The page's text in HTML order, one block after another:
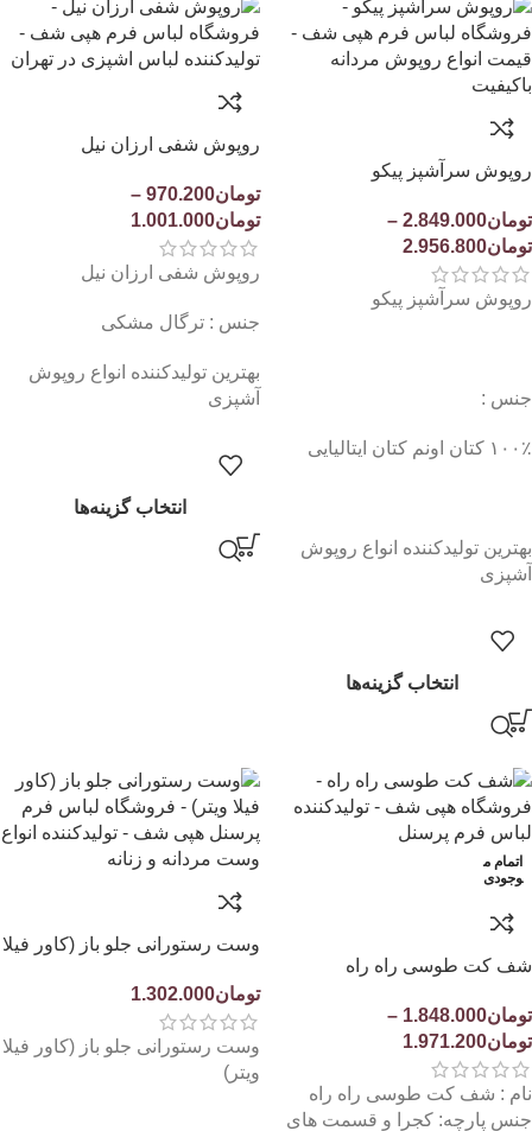
روپوش سرآشپز پیکو
تومان2.849.000
–
تومان2.956.800
روپوش سرآشپز پیکو
جنس :
۱۰۰٪ کتان اونم کتان ایتالیایی
بهترین تولیدکننده انواع روپوش
آشپزی
انتخاب گزینه‌ها
روپوش شفی ارزان نیل
تومان970.200
–
تومان1.001.000
روپوش شفی ارزان نیل
جنس : ترگال مشکی
بهترین تولیدکننده انواع روپوش
آشپزی
انتخاب گزینه‌ها
اتمام م
وجودی
شف کت طوسی راه راه
تومان1.848.000
–
تومان1.971.200
نام : شف کت طوسی راه راه
جنس پارچه: کجرا و قسمت های
وست رستورانی جلو باز (کاور فیلا
تومان1.302.000
وست رستورانی جلو باز (کاور فیلا
ویتر)